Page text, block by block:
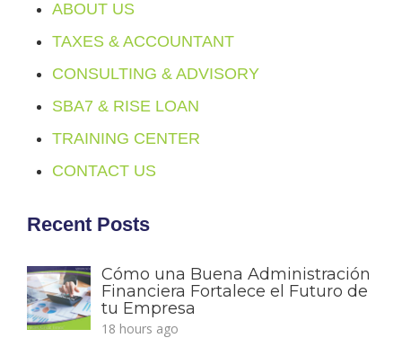
ABOUT US
TAXES & ACCOUNTANT
CONSULTING & ADVISORY
SBA7 & RISE LOAN
TRAINING CENTER
CONTACT US
Recent Posts
Cómo una Buena Administración
Financiera Fortalece el Futuro de
tu Empresa
18 hours ago